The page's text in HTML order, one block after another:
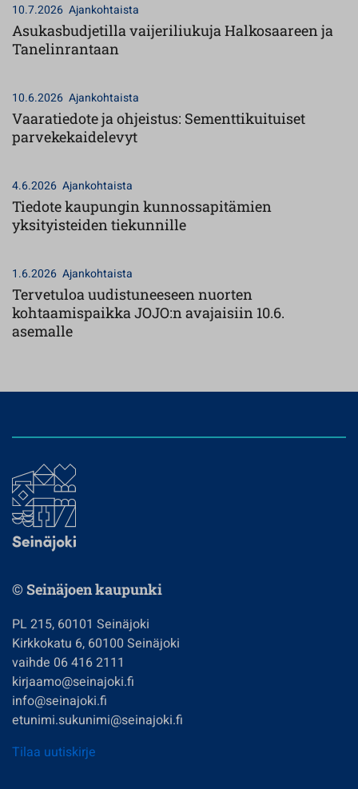
10.7.2026 Ajankohtaista
Asukasbudjetilla vaijeriliukuja Halkosaareen ja
Tanelinrantaan
10.6.2026 Ajankohtaista
Vaaratiedote ja ohjeistus: Sementtikuituiset
parvekekaidelevyt
4.6.2026 Ajankohtaista
Tiedote kaupungin kunnossapitämien
yksityisteiden tiekunnille
1.6.2026 Ajankohtaista
Tervetuloa uudistuneeseen nuorten
kohtaamispaikka JOJO:n avajaisiin 10.6.
asemalle
© Seinäjoen kaupunki
PL 215, 60101 Seinäjoki
Kirkkokatu 6, 60100 Seinäjoki
vaihde 06 416 2111
kirjaamo@seinajoki.fi
info@seinajoki.fi
etunimi.sukunimi@seinajoki.fi
Tilaa uutiskirje